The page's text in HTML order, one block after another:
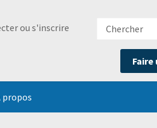
ou s'inscrire
Chercher
Faire
propos